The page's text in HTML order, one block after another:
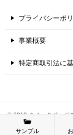
プライバシーポ
事業概要
特定商取引法に
© 2019 クイックボード
サンプル